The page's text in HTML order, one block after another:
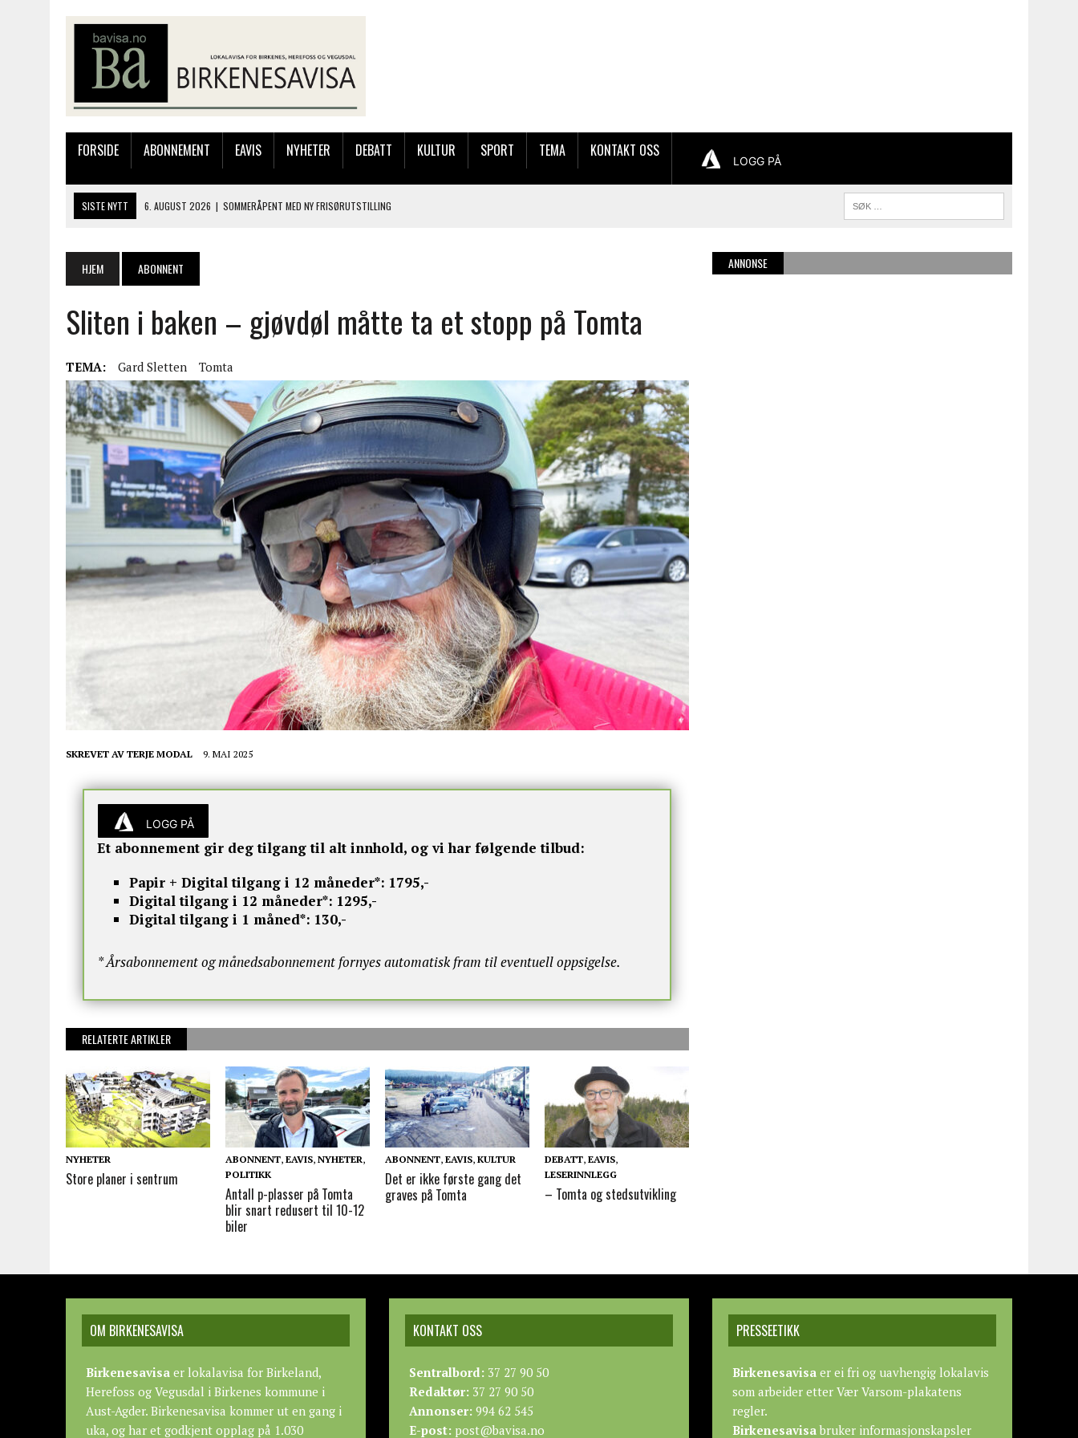
FORSIDE ABONNEMENT EAVIS NYHETER DEBATT KULTUR SPORT TEMA KONTAKT OSS
LOGG PÅ
SISTE NYTT 6. AUGUST 2026 | SOMMERÅPENT MED NY FRISØRUTSTILLING
4. AUGUST 2026 | MUSIKANTER FRA BIRKELAND STORKOSTE SEG PÅ LYNGDALSKURSENE
6. AUGUST 2026
| FRA BARNDOMSMINNER TIL NYE OPPLEVELSER PÅ FLAKK GÅRD
HJEM ABONNENT
Sliten i baken – gjøvdøl måtte ta et stopp på Tomta
TEMA: Gard Sletten Tomta
SKREVET AV TERJE MODAL 9. MAI 2025
LOGG PÅ
Et abonnement gir deg tilgang til alt innhold, og vi har følgende tilbud:
Papir + Digital tilgang i 12 måneder*: 1795,-
Digital tilgang i 12 måneder*: 1295,-
Digital tilgang i 1 måned*: 130,-
* Årsabonnement og månedsabonnement fornyes automatisk fram til eventuell oppsigelse.
RELATERTE ARTIKLER
NYHETER
Store planer i sentrum
ABONNENT,EAVIS,NYHETER,
POLITIKK
Antall p-plasser på Tomta
blir snart redusert til 10-12
biler
ABONNENT,EAVIS,KULTUR
Det er ikke første gang det
graves på Tomta
DEBATT,EAVIS,
LESERINNLEGG
– Tomta og stedsutvikling
ANNONSE
OM BIRKENESAVISA
Birkenesavisa er lokalavisa for Birkeland,
Herefoss og Vegusdal i Birkenes kommune i
Aust-Agder. Birkenesavisa kommer ut en gang i
uka, og har et godkjent opplag på 1.030
KONTAKT OSS
Sentralbord: 37 27 90 50
Redaktør: 37 27 90 50
Annonser: 994 62 545
E-post: post@bavisa.no
PRESSEETIKK
Birkenesavisa er ei fri og uavhengig lokalavis
som arbeider etterVær Varsom-plakatens
regler.
Birkenesavisabruker informasjonskapsler